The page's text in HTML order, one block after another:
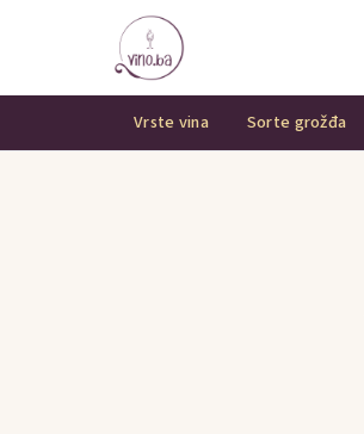
Vrste vina Sorte grožđa